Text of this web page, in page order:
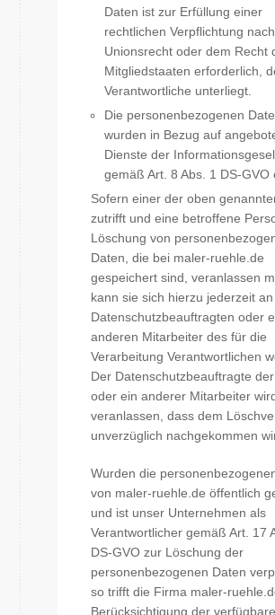
Daten ist zur Erfüllung einer
rechtlichen Verpflichtung
Unionsrecht oder dem Recht
Mitgliedstaaten erforderlich,
Verantwortliche unterliegt.
Die personenbezogenen
wurden in Bezug auf
Dienste der
gemäß Art. 8 Abs. 1 DS-GVO
Sofern einer der oben
zutrifft und eine betroffene
Löschung von
Daten, die bei maler-ruehle.de
gespeichert sind, veranlassen
kann sie sich hierzu jederzeit
Datenschutzbeauftragten oder
anderen Mitarbeiter des für die
Verarbeitung Verantwortlichen
Der Datenschutzbeauftragte
oder ein anderer Mitarbeiter
veranlassen, dass dem
unverzüglich nachgekommen
Wurden die
von maler-ruehle.de öffentlich
und ist unser Unternehmen als
Verantwortlicher gemäß Art. 17
DS-GVO zur Löschung der
personenbezogenen Daten
so trifft die Firma maler-
Berücksichtigung der